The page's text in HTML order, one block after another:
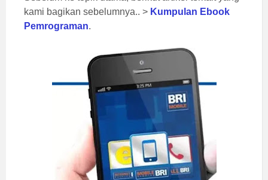
kami bagikan sebelumnya.. > Kumpulan Ebook
Pemrograman.